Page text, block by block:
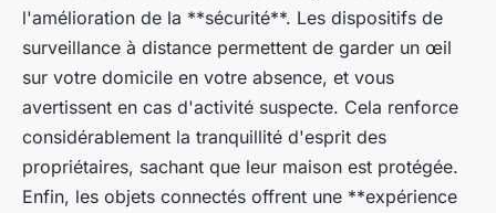
l'amélioration de la **sécurité**. Les dispositifs de
surveillance à distance permettent de garder un œil
sur votre domicile en votre absence, et vous
avertissent en cas d'activité suspecte. Cela renforce
considérablement la tranquillité d'esprit des
propriétaires, sachant que leur maison est protégée.
Enfin, les objets connectés offrent une **expérience